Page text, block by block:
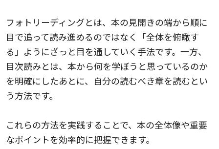
フォトリーディングとは、本の見開きの端から順に
目で追って読み進めるのではなく「全体を俯瞰す
る」ようにざっと目を通していく手法です。一方、
目次読みとは、本から何を学ぼうと思っているのか
を明確にしたあとに、自分の読むべき章を読むとい
う方法です。
これらの方法を実践することで、本の全体像や重要
なポイントを効率的に把握できます。